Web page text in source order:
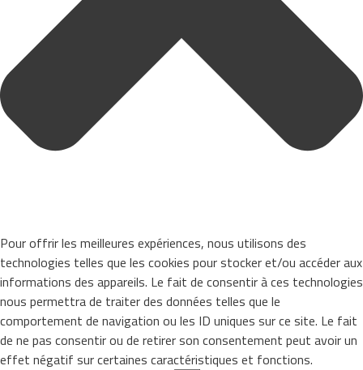
Pour offrir les meilleures expériences, nous utilisons des
technologies telles que les cookies pour stocker et/ou accéder aux
informations des appareils. Le fait de consentir à ces technologies
nous permettra de traiter des données telles que le
comportement de navigation ou les ID uniques sur ce site. Le fait
de ne pas consentir ou de retirer son consentement peut avoir un
effet négatif sur certaines caractéristiques et fonctions.